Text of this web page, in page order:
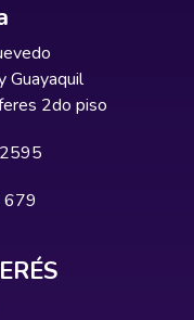
Guayaquil
2do piso